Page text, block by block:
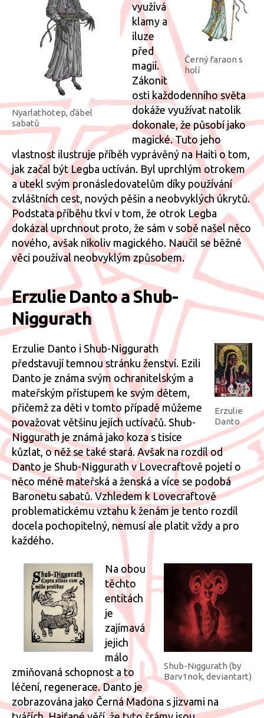
Nyarlathotep, ďábel
sabatů
Černý faraon s
holí
využívá
klamy a
iluze
před
magií.
Zákonit
osti každodenního světa
dokáže využívat natolik
dokonale, že působí jako
magické. Tuto jeho
vlastnost ilustruje příběh vyprávěný na Haiti o tom,
jak začal být Legba uctíván. Byl uprchlým otrokem
a utekl svým pronásledovatelům díky používání
zvláštních cest, nových pěšin a neobvyklých úkrytů.
Podstata příběhu tkví v tom, že otrok Legba
dokázal uprchnout proto, že sám v sobě našel něco
nového, avšak nikoliv magického. Naučil se běžné
věci používal neobvyklým způsobem.
Erzulie Danto a Shub-
Niggurath
Erzulie
Danto
Erzulie Danto i Shub-Niggurath
představují temnou stránku ženství. Ezili
Danto je známa svým ochranitelským a
mateřským přístupem ke svým dětem,
přičemž za děti v tomto případě můžeme
považovat většinu jejích uctívačů. Shub-
Niggurath je známá jako koza s tisíce
kůzlat, o něž se také stará. Avšak na rozdíl od
Danto je Shub-Niggurath v Lovecraftově pojetí o
něco méně mateřská a ženská a více se podobá
Baronetu sabatů. Vzhledem k Lovecraftově
problematickému vztahu k ženám je tento rozdíl
docela pochopitelný, nemusí ale platit vždy a pro
každého.
Shub-Niggurath (by
Barv1nok, deviantart)
Na obou
těchto
entitách
je
zajímavá
jejich
málo
zmiňovaná schopnost a to
léčení, regenerace. Danto je
zobrazována jako Černá Madona s jizvami na